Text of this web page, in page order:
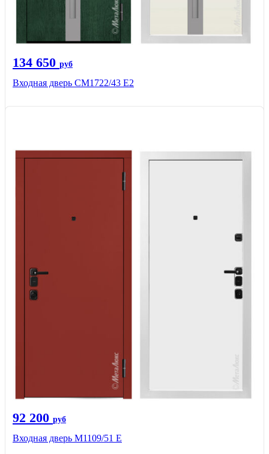
134 650 руб
Входная дверь СМ1722/43 Е2
92 200 руб
Входная дверь М1109/51 E